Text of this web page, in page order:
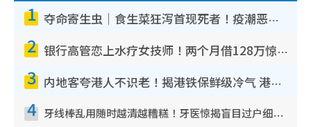
1 夺命寄生虫｜食生菜狂泻首现死者！疫潮恶化录1.8万宗病例 揭洗菜3大谬误
2 银行高管恋上水疗女技师！两个月借128万惊觉“沉船”沉落火海 揭背后疑似邪教操控卖淫
3 内地客夸港人不识老！揭港铁保鲜级冷气 港人求放过：别投诉
4 牙线棒乱用随时越清越糟糕！牙医惊揭盲目过户细菌恐致蛀牙：这种才是日常真保养